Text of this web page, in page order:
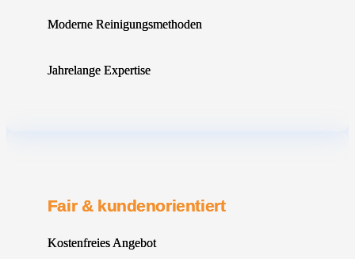
Moderne Reinigungsmethoden
Jahrelange Expertise
Fair & kundenorientiert
Kostenfreies Angebot